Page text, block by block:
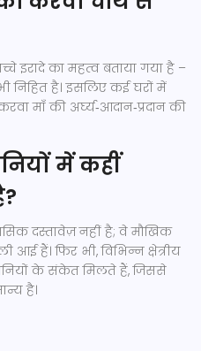
इरादे का महत्व बताया गया है –
निहित है। इसलिए कई घरों में
माँ की अर्घ्य‑आदान‑प्रदान की
में कहीं
दस्तावेज़ नहीं है; वे मौखिक
आई हैं। फिर भी, विभिन्न क्षेत्रीय
के संकेत मिलते हैं, जिससे
है।